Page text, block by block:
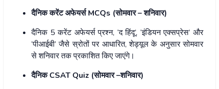
दैनिक करेंट अफेयर्स MCQs (सोमवार – शनिवार)
दैनिक 5 करेंट अफेयर्स प्रश्न, ‘द हिंदू’, ‘इंडियन एक्सप्रेस’ और
‘पीआईबी’ जैसे स्रोतों पर आधारित, शेड्यूल के अनुसार सोमवार
से शनिवार तक प्रकाशित किए जाएंगे।
दैनिक CSAT Quiz (सोमवार –शनिवार)